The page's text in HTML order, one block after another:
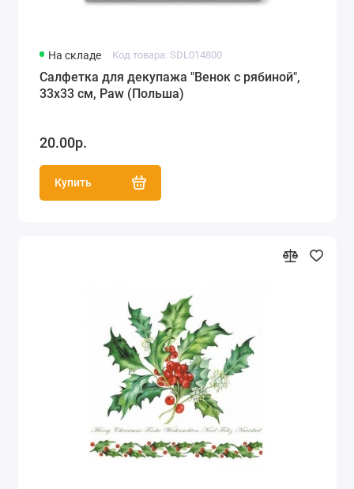
На складе Код товара: SDL014800
Салфетка для декупажа "Венок с рябиной",
33х33 см, Paw (Польша)
20.00р.
Купить